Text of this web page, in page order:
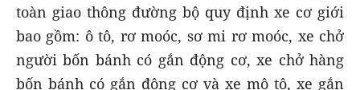
toàn giao thông đường bộ quy định xe cơ giới
bao gồm: ô tô, rơ moóc, sơ mi rơ moóc, xe chở
người bốn bánh có gắn động cơ, xe chở hàng
bốn bánh có gắn động cơ và xe mô tô, xe gắn